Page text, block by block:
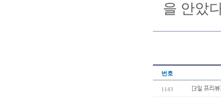
을 안았
번호
1143 [3일 프리